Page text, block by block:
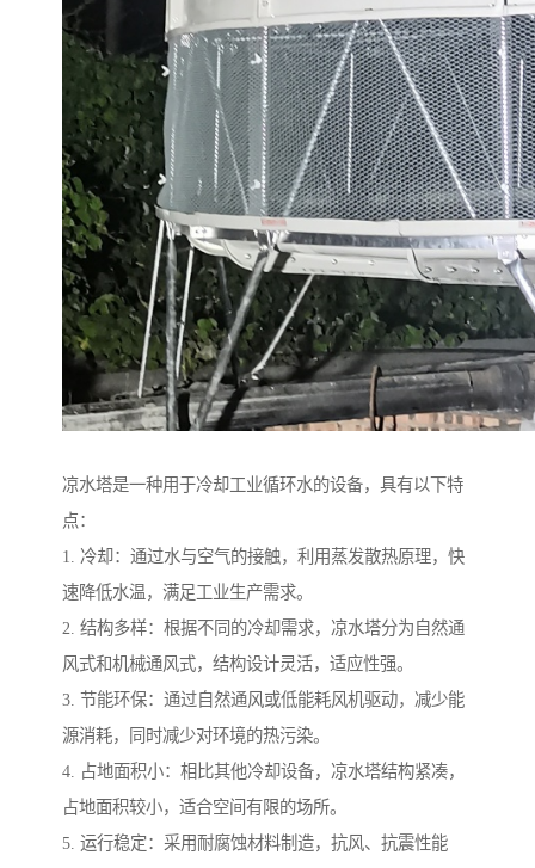
凉水塔是一种用于冷却工业循环水的设备，具有以下特
点：
1. 冷却：通过水与空气的接触，利用蒸发散热原理，快
速降低水温，满足工业生产需求。
2. 结构多样：根据不同的冷却需求，凉水塔分为自然通
风式和机械通风式，结构设计灵活，适应性强。
3. 节能环保：通过自然通风或低能耗风机驱动，减少能
源消耗，同时减少对环境的热污染。
4. 占地面积小：相比其他冷却设备，凉水塔结构紧凑，
占地面积较小，适合空间有限的场所。
5. 运行稳定：采用耐腐蚀材料制造，抗风、抗震性能